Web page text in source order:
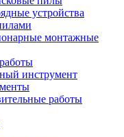
устройства
монтажные
инструмент
работы